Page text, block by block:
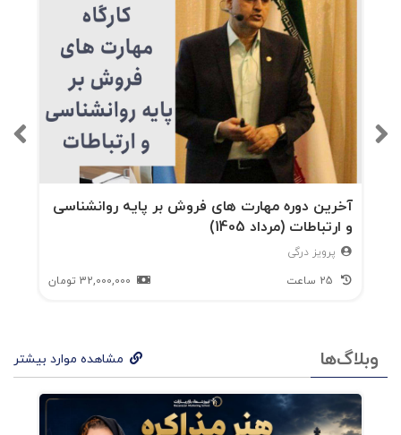
آخرین دوره مهارت های فروش بر پایه روانشناسی
و ارتباطات (مرداد 1405)
پرویز درگی
32,000,000 تومان
وبلاگ‌ها مشاهده موارد بیشتر